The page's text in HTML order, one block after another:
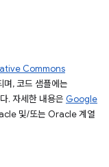
Commons
며, 코드 샘플에는
. 자세한 내용은 Google
및/또는 Oracle 계열